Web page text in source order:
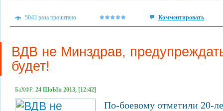
5043 раза прочитано Комментировать
ВДВ не Минздрав,
будет!
БаХФР, 24 ШоЫп 2013, [12:42]
По-боевому отметили 20-